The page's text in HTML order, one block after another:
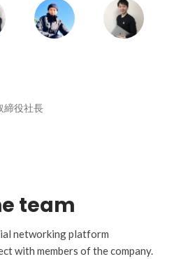
締役社長
team
networking platform
with members of the company.